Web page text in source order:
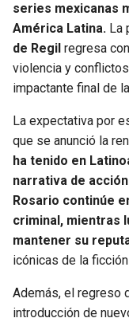
PACKERS
VIKINGS
FALCONS
PANTHERS
SAINTS
BUCCANEERS
TIMBERWOLVES
THUNDER
TRAIL BLAZERS
JAZZ
series mexicanas
América Latina. La
de Regil regresa
violencia y
impactante final de
La expectativa por
que se anunció la
ha tenido en
narrativa de
Rosario continúe
criminal, mientras
mantener su
icónicas de la
Además, el regreso
introducción de